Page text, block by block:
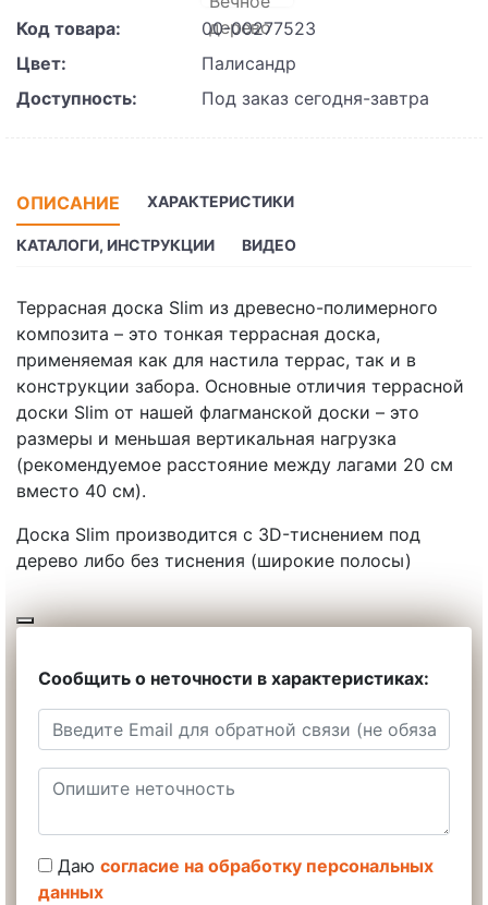
Код товара:
00-00277523
Цвет:
Палисандр
Доступность:
Под заказ сегодня-завтра
ОПИСАНИЕ ХАРАКТЕРИСТИКИ
КАТАЛОГИ, ИНСТРУКЦИИ ВИДЕО
Террасная доска Slim из древесно-полимерного
композита – это тонкая террасная доска,
применяемая как для настила террас, так и в
конструкции забора. Основные отличия террасной
доски Slim от нашей флагманской доски – это
размеры и меньшая вертикальная нагрузка
(рекомендуемое расстояние между лагами 20 см
вместо 40 см).
Доска Slim производится с 3D-тиснением под
дерево либо без тиснения (широкие полосы)
Сообщить о неточности в характеристиках:
Даю согласие на обработку персональных
данных